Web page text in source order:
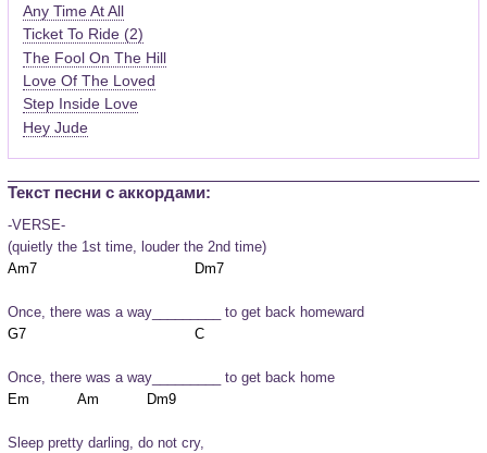
Any Time At All
Ticket To Ride (2)
The Fool On The Hill
Love Of The Loved
Step Inside Love
Hey Jude
Текст песни c аккордами:
-VERSE-
(quietly the 1st time, louder the 2nd time)
Once, there was a way_________ to get back homeward
Once, there was a way_________ to get back home
Sleep pretty darling, do not cry,